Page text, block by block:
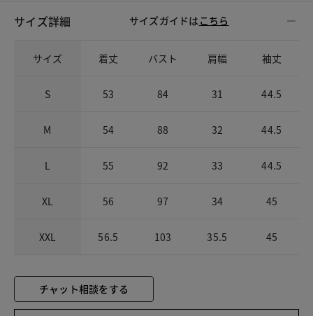
サイズ詳細 サイズガイドは こちら
サイズ 着丈 バスト 肩幅 袖丈
S 53 84 31 44.5
M 54 88 32 44.5
L 55 92 33 44.5
XL 56 97 34 45
XXL 56.5 103 35.5 45
チャット相談をする